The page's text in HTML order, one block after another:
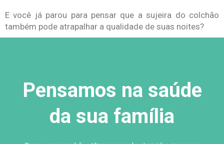
E você já parou para pensar que a sujeira do colchão
também pode atrapalhar a qualidade de suas noites?
Pensamos na saúde
da sua família